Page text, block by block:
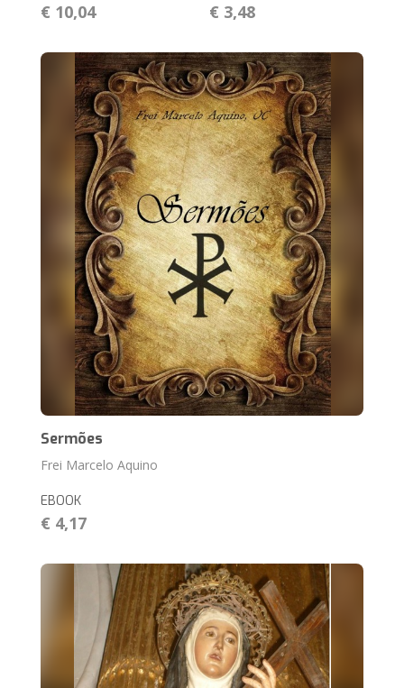
€ 10,04 € 3,48
Sermões
Frei Marcelo Aquino
EBOOK
€ 4,17